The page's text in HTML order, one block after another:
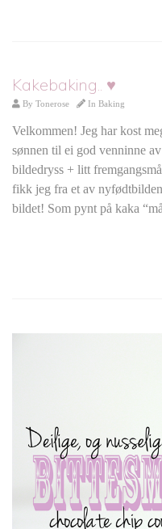
Kakebaking.. ♥
By Tonerose In Baking
Velkommen! Jeg har kost
sønnen til ei god venninne
bildedryss + litt
fikk jeg fra et av
bildet! Som pynt på kaka